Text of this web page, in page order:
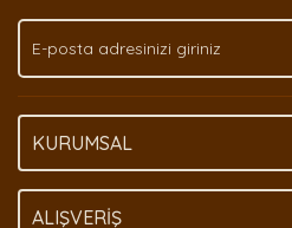
Bu ürüne benzer farklı
KURUMSAL
ALIŞVERİŞ